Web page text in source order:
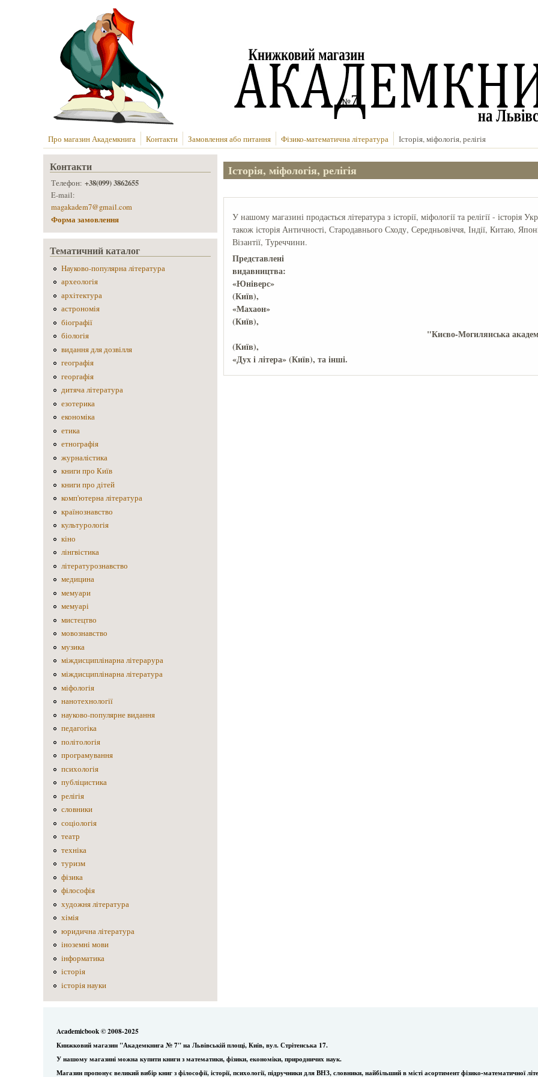
Про магазин Академкнига Контакти Замовлення або питання Фізико-математична література Історія, міфологія, релігія
Історія, міфологія, релігія
У нашому магазині продається література з історії, міфології та релігії - історія
також історія Античності, Стародавнього Сходу, Середньовіччя, Індії, Китаю,
Візантії, Туреччини.
Представлені
«Юніверс»
«Махаон»
"Києво-Могилянська
(Київ),
«Дух і літера» (Київ), та інші.
Контакти
Телефон:+38(099) 3862655
E-mail:
magakadem7@gmail.com
Форма замовлення
Тематичний каталог
Науково-популярна література
археологія
архітектура
астрономія
біографії
біологія
видання для дозвілля
географія
георгафія
дитяча література
езотерика
економіка
етика
етнографія
журналістика
книги про Київ
книги про дітей
комп'ютерна література
країнознавство
культурологія
кіно
лінгвістика
літературознавство
медицина
мемуари
мемуарі
мистецтво
мовознавство
музика
міждисциплінарна літерарура
міждисциплінарна література
міфологія
нанотехнології
науково-популярне видання
педагогіка
політологія
програмування
психологія
публіцистика
релігія
словники
соціологія
театр
техніка
туризм
фізика
філософія
художня література
хімія
юридична література
іноземні мови
інформатика
історія
історія науки
Academicbook © 2008-2025
Книжковий магазин "Академкнига № 7" на Львівській площі, Київ, вул. Стрітенська 17.
У нашому магазині можна купити книги з математики, фізики, економіки, природничих наук.
Магазин пропонує великий вибір книг з філософії, історії, психології, підручники для ВНЗ, словники, найбільший в місті асортимент фізико-математичної